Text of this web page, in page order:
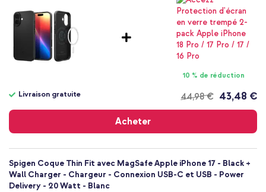
10 % de réduction
44,98 €
Livraison gratuite 43,48 €
Acheter
gratuite
Spigen Coque Thin Fit avec MagSafe Apple iPhone 17 - Black +
Wall Charger - Chargeur - Connexion USB-C et USB - Power
Delivery - 20 Watt - Blanc